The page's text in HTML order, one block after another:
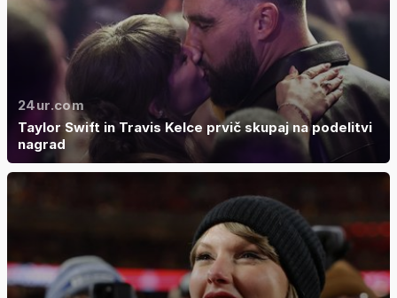
24ur.com
Taylor Swift in Travis Kelce prvič skupaj na podelitvi
nagrad